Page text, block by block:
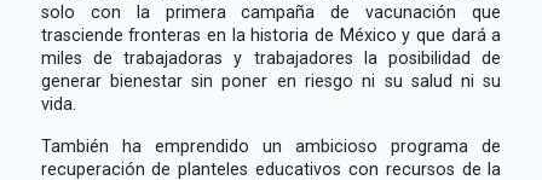
solo con la primera campaña de vacunación que
trasciende fronteras en la historia de México y que dará a
miles de trabajadoras y trabajadores la posibilidad de
generar bienestar sin poner en riesgo ni su salud ni su
vida.
También ha emprendido un ambicioso programa de
recuperación de planteles educativos con recursos de la